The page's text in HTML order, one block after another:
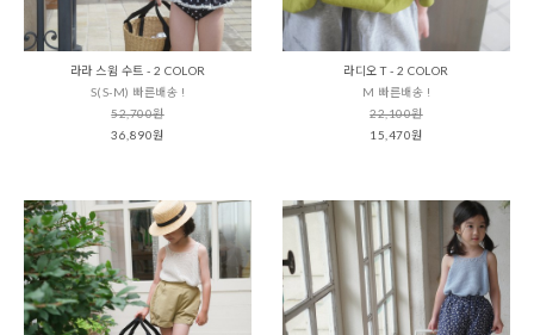
라라 스윔 수트 - 2 COLOR
S(S-M) 빠른배송 !
52,700원
36,890원
라디오 T - 2 COLOR
M 빠른배송 !
22,100원
15,470원